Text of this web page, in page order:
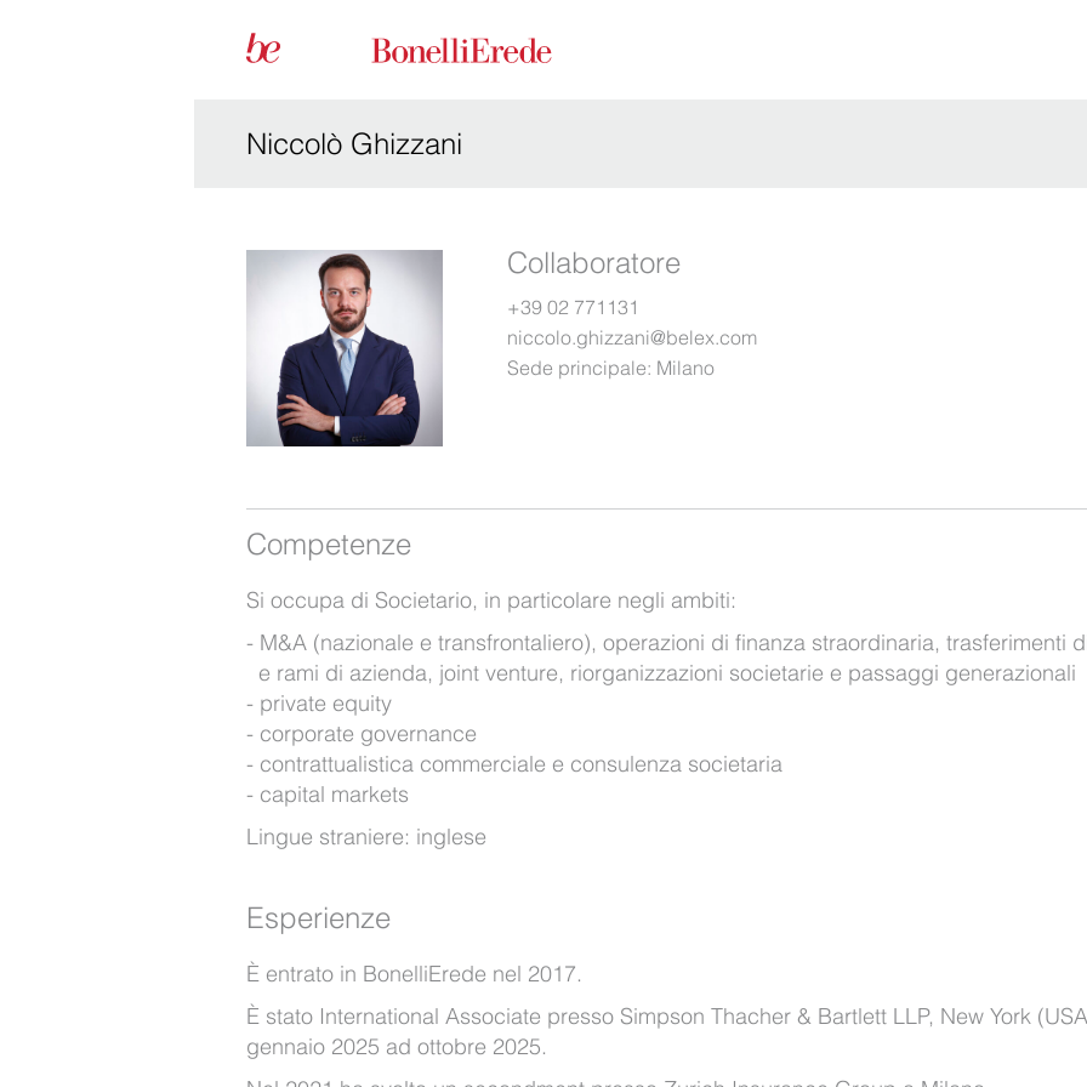
Niccolò Ghizzani
Collaboratore
+39 02 771131
niccolo.ghizzani@belex.com
Sede principale: Milano
Competenze
Si occupa di Societario, in particolare negli ambiti:
M&A (nazionale e transfrontaliero), operazioni di finanza straordinaria, trasferimenti
e rami di azienda, joint venture, riorganizzazioni societarie e passaggi generazionali
private equity
corporate governance
contrattualistica commerciale e consulenza societaria
capital markets
Lingue straniere: inglese
Esperienze
È entrato in BonelliErede nel 2017.
È stato International Associate presso Simpson Thacher & Bartlett LLP, New York
gennaio 2025 ad ottobre 2025.